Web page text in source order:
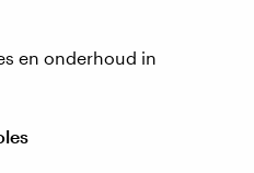
en onderhoud in